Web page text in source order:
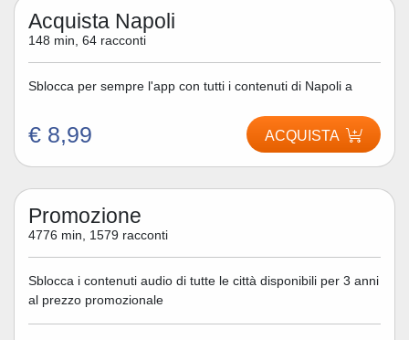
Acquista Napoli
148 min, 64 racconti
Sblocca per sempre l'app con tutti i contenuti di Napoli a
€ 8,99 ACQUISTA
Promozione
4776 min, 1579 racconti
Sblocca i contenuti audio di tutte le città disponibili per 3 anni
al prezzo promozionale